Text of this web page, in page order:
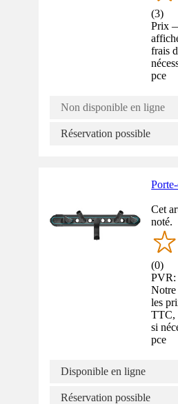
(3)
Prix
frais
pce
Non disponible en ligne
Réservation possible
Cet
noté.
(0)
PVR:
les
TTC,
si
pce
Disponible en ligne
Réservation possible